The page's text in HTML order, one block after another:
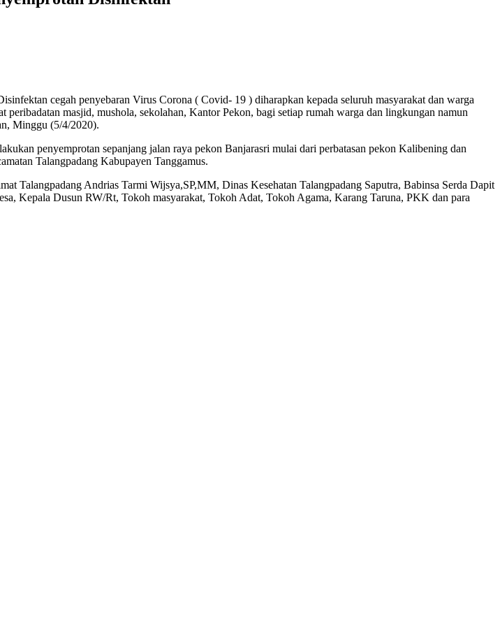
cegah penyebaran Virus Corona ( Covid- 19 ) diharapkan kepada seluruh masyarakat dan warga
masjid, mushola, sekolahan, Kantor Pekon, bagi setiap rumah warga dan lingkungan namun
Minggu (5/4/2020).
penyemprotan sepanjang jalan raya pekon Banjarasri mulai dari perbatasan pekon Kalibening dan
Talangpadang Kabupayen Tanggamus.
Andrias Tarmi Wijsya,SP,MM, Dinas Kesehatan Talangpadang Saputra, Babinsa Serda Dapit
Kepala Dusun RW/Rt, Tokoh masyarakat, Tokoh Adat, Tokoh Agama, Karang Taruna, PKK dan para